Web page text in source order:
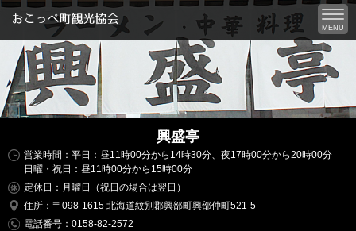
MENU
興盛亭
営業時間：平日：昼11時00分から14時30分、夜17時00分から20時00分
日曜・祝日：昼11時00分から15時00分
定休日：月曜日（祝日の場合は翌日）
住所：〒098-1615 北海道紋別郡興部町興部仲町521-5
電話番号：0158-82-2572